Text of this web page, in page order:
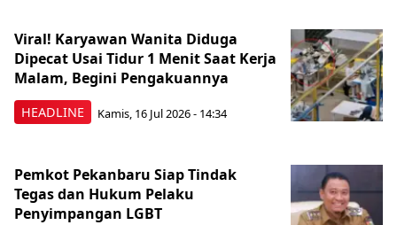
HEADLINE
Viral! Karyawan Wanita Diduga
Dipecat Usai Tidur 1 Menit Saat Kerja
Malam, Begini Pengakuannya
Kamis, 16 Jul 2026 - 14:34
Pemkot Pekanbaru Siap Tindak
Tegas dan Hukum Pelaku
Penyimpangan LGBT